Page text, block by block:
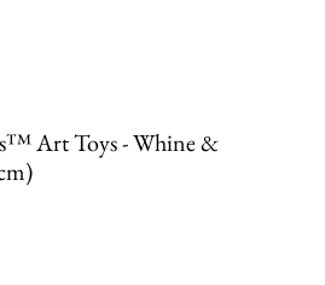
Art Toys - Whine &